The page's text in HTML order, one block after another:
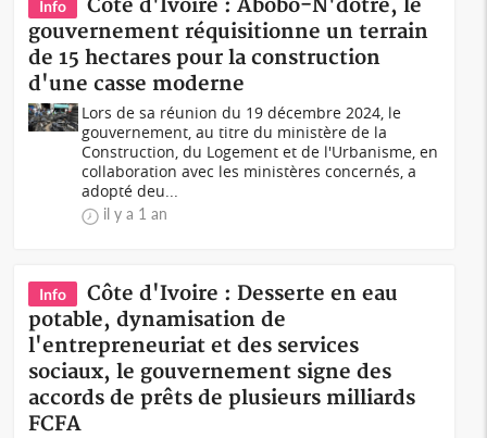
Info
Côte d'Ivoire : Abobo-N'dotré, le
gouvernement réquisitionne un terrain
de 15 hectares pour la construction
d'une casse moderne
Lors de sa réunion du 19 décembre 2024, le
gouvernement, au titre du ministère de la
Construction, du Logement et de l'Urbanisme, en
collaboration avec les ministères concernés, a
adopté deu...
il y a 1 an
Info
Côte d'Ivoire : Desserte en eau
potable, dynamisation de
l'entrepreneuriat et des services
sociaux, le gouvernement signe des
accords de prêts de plusieurs milliards
FCFA